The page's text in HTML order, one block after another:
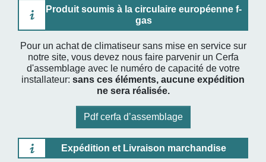
Produit soumis à la circulaire européenne f-
gas
Pour un achat de climatiseur sans mise en service sur
notre site, vous devez nous faire parvenir un Cerfa
d'assemblage avec le numéro de capacité de votre
installateur: sans ces éléments, aucune expédition
ne sera réalisée.
Pdf cerfa d’assemblage
Expédition et Livraison marchandise